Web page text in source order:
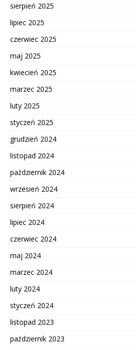
sierpień 2025
lipiec 2025
czerwiec 2025
maj 2025
kwiecień 2025
marzec 2025
luty 2025
styczeń 2025
grudzień 2024
listopad 2024
październik 2024
wrzesień 2024
sierpień 2024
lipiec 2024
czerwiec 2024
maj 2024
marzec 2024
luty 2024
styczeń 2024
listopad 2023
październik 2023